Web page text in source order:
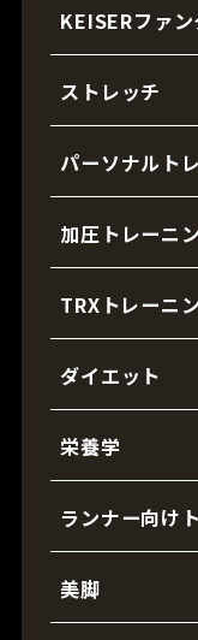
KEISERファ
ストレッチ
パーソナルト
加圧トレーニ
TRXトレーニ
ダイエット
栄養学
ランナー向け
美脚